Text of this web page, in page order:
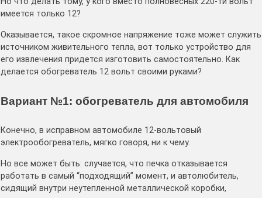
имеется только 12?
Оказывается, такое скромное напряжение тоже может служить
источником живительного тепла, вот только устройство для
его извлечения придется изготовить самостоятельно. Как
делается обогреватель 12 вольт своими руками?
Вариант №1: обогреватель для автомобиля
Конечно, в исправном автомобиле 12-вольтовый
электрообогреватель, мягко говоря, ни к чему.
Но все может быть: случается, что печка отказывается
работать в самый “подходящий” момент, и автолюбитель,
сидящий внутри неутепленной металлической коробки,